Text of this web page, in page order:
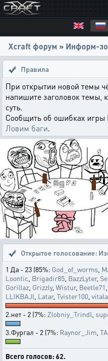
Xcraft форум » Информ-
Правила
При открытии новой темы
напишите заголовок темы,
суть.
Сообщить об ошибках игры
Ловим баги.
Открытое голосование:
1 Да - 23 (85%: God_of_worms
Loontic Brigadir85 BazzLyter,
Gorillaz Grizzly, Wistur, Beetle71
LLIKBAJl Latar, Tvister100 vitala
2.нет - 2 (7%: Zlobniy_Trindl
3.Фургал - 2 (7%: Raynor_Jim
Всего голосов: 62.